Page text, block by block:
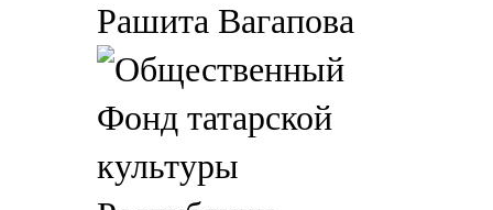
Рашита Вагапова